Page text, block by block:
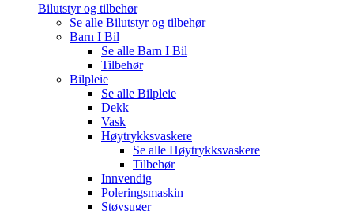
Bilutstyr og tilbehør
Se alle Bilutstyr og tilbehør
Barn I Bil
Se alle Barn I Bil
Tilbehør
Bilpleie
Se alle Bilpleie
Dekk
Vask
Høytrykksvaskere
Se alle Høytrykksvaskere
Tilbehør
Innvendig
Poleringsmaskin
Støvsuger